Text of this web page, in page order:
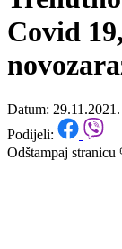
Trenutno
Covid
Datum: 29.11.2021.